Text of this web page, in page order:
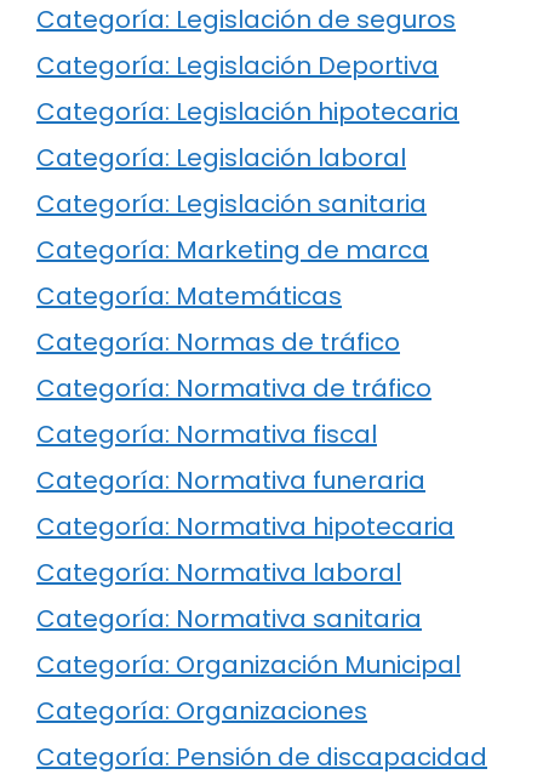
Categoría: Legislación de seguros
Categoría: Legislación Deportiva
Categoría: Legislación hipotecaria
Categoría: Legislación laboral
Categoría: Legislación sanitaria
Categoría: Marketing de marca
Categoría: Matemáticas
Categoría: Normas de tráfico
Categoría: Normativa de tráfico
Categoría: Normativa fiscal
Categoría: Normativa funeraria
Categoría: Normativa hipotecaria
Categoría: Normativa laboral
Categoría: Normativa sanitaria
Categoría: Organización Municipal
Categoría: Organizaciones
Categoría: Pensión de discapacidad